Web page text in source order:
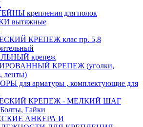
крепления для полок
вытяжные
КРЕПЕЖ клас пр. 5,8
крепеж
КРЕПЕЖ (уголки,
ленты)
для арматуры , комплектующие для
КРЕПЕЖ - МЕЛКИЙ ШАГ
Гайки
АНКЕРА И